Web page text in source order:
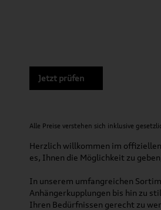
Jetzt prüfen
Alle Preise verstehen sich inklusive
Herzlich willkommen im
es, Ihnen die Möglichkeit zu
In unserem umfangreichen
Anhängerkupplungen bis hin zu
Ihren Bedürfnissen gerecht zu